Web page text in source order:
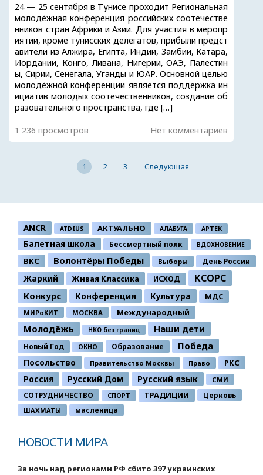
24 — 25 сентября в Тунисе проходит Региональная
молодёжная конференция российских соотечестве
нников стран Африки и Азии. Для участия в меропр
иятии, кроме тунисских делегатов, прибыли предст
авители из Алжира, Египта, Индии, Замбии, Катара,
Иордании, Конго, Ливана, Нигерии, ОАЭ, Палестин
ы, Сирии, Сенегала, Уганды и ЮАР. Основной целью
молодёжной конференции является поддержка ин
ициатив молодых соотечественников, создание об
разовательного пространства, где […]
1 236 просмотров Нет комментариев
1 2 3 Следующая
ANCR ATDIUS АКТУАЛЬНО АЛАБУГА АРТЕК
Балетная школа Бессмертный полк ВДОХНОВЕНИЕ
ВКС Волонтёры Победы Выборы День России
Жаркий Живая Классика ИСХОД КСОРС
Конкурс Конференция Культура МДС
МИРоКИТ МОСКВА Международный
Молодёжь НКО без границ Наши дети
Новый Год ОКНО Образование Победа
Посольство Правительство Москвы Право РКС
Россия Русский Дом Русский язык СМИ
СОТРУДНИЧЕСТВО СПОРТ ТРАДИЦИИ Церковь
ШАХМАТЫ масленица
НОВОСТИ МИРА
За ночь над регионами РФ сбито 397 украинских